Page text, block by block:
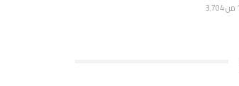
1 من 3٬704